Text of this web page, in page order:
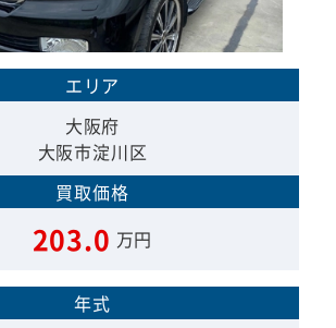
エリア
大阪府
大阪市淀川区
買取価格
203.0 万円
年式